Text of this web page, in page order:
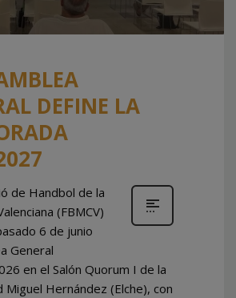
DEFINE LA
de Handbol de la
(FBMCV)
6 de junio
General
en el Salón Quorum I de la
Miguel Hernández (Elche), con